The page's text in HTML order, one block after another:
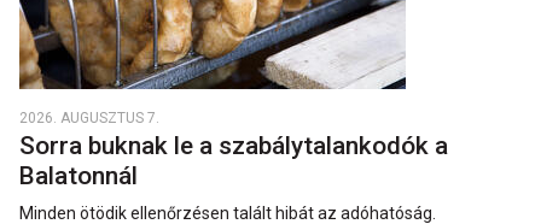
2026. AUGUSZTUS 7.
Sorra buknak le a szabálytalankodók a
Balatonnál
Minden ötödik ellenőrzésen talált hibát az adóhatóság.